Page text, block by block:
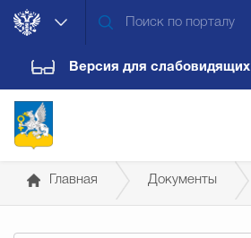
Версия для слабовидящих
Главная Документы